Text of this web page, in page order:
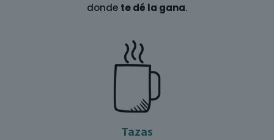
donde te dé la gana.
Tazas